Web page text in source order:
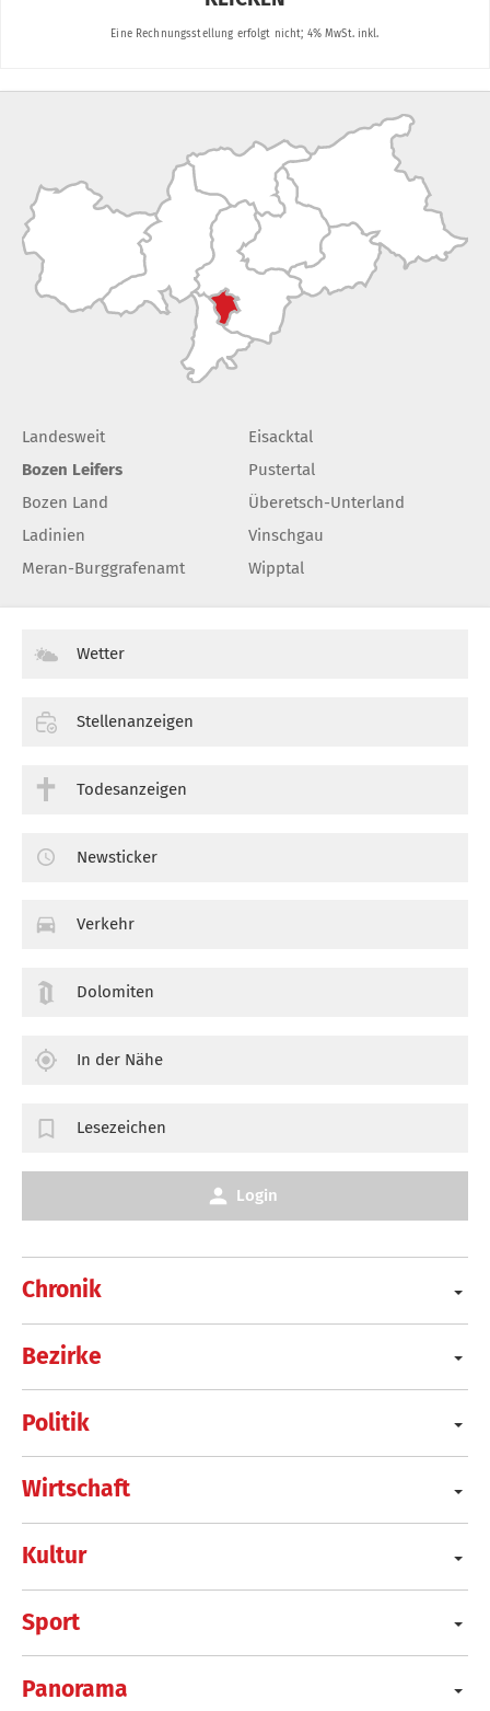
Landesweit
Bozen Leifers
Bozen Land
Ladinien
Meran-Burggrafenamt
Eisacktal
Pustertal
Überetsch-Unterland
Vinschgau
Wipptal
Chronik
Bezirke
Politik
Wirtschaft
Kultur
Sport
Panorama
Wetter
Stellenanzeigen
Todesanzeigen
Newsticker
Verkehr
Dolomiten
In der Nähe
Lesezeichen
Login